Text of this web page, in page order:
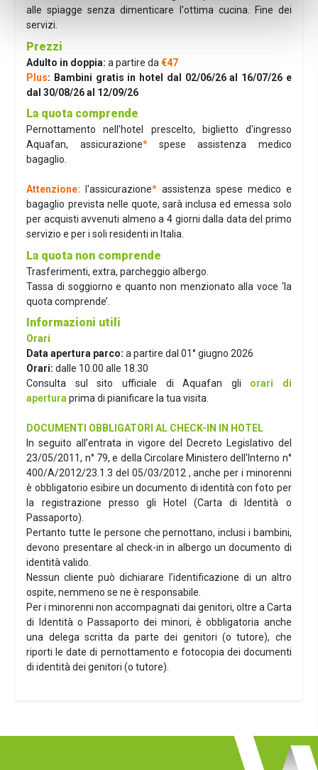
alle spiagge senza dimenticare l'ottima cucina. Fine dei
servizi.
Prezzi
Adulto in doppia: a partire da€47
Plus: Bambini gratis in hotel dal 02/06/26 al 16/07/26 e
dal 30/08/26 al 12/09/26
La quota comprende
Pernottamento nell'hotel prescelto, biglietto d'ingresso
Aquafan, assicurazione*spese assistenza medico
bagaglio.
Attenzione: l'assicurazione* assistenza spese medico e
bagaglio prevista nelle quote, sarà inclusa ed emessa solo
per acquisti avvenuti almeno a 4 giorni dalla data del primo
servizio e per i soli residenti in Italia.
La quota non comprende
Trasferimenti, extra, parcheggio albergo.
Tassa di soggiorno e quanto non menzionato alla voce ‘la
quota comprende’.
Informazioni utili
Orari
Data apertura parco:a partire dal 01° giugno 2026
Orari:dalle 10.00 alle 18.30
Consulta sul sito ufficiale di Aquafan gli
orari di
apertura prima di pianificare la tua visita.
DOCUMENTI OBBLIGATORI AL CHECK-IN IN HOTEL
In seguito all’entrata in vigore del Decreto Legislativo del
23/05/2011, n° 79, e della Circolare Ministero dell'Interno n°
400/A/2012/23.1.3 del 05/03/2012 , anche per i minorenni
è obbligatorio esibire un documento di identità con foto per
la registrazione presso gli Hotel (Carta di Identità o
Passaporto).
Pertanto tutte le persone che pernottano, inclusi i bambini,
devono presentare al check-in in albergo un documento di
identità valido.
Nessun cliente può dichiarare l’identificazione di un altro
ospite, nemmeno se ne è responsabile.
Per i minorenni non accompagnati dai genitori, oltre a Carta
di Identità o Passaporto dei minori, è obbligatoria anche
una delega scritta da parte dei genitori (o tutore), che
riporti le date di pernottamento e fotocopia dei documenti
di identità dei genitori (o tutore).